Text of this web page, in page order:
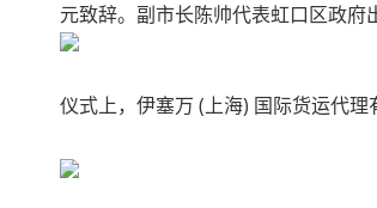
元致辞。副市长陈帅代表虹口区政府
仪式上，伊塞万 (上海) 国际货运代